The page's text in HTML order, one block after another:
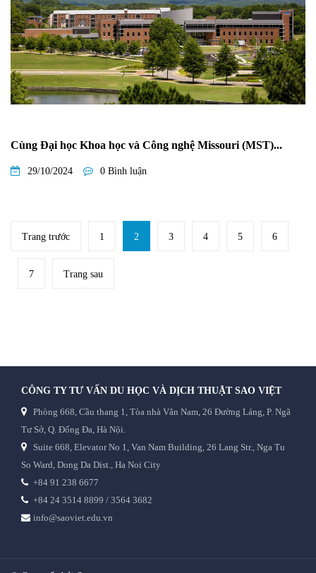
Cùng Đại học Khoa học và Công nghệ Missouri (MST)...
29/10/2024 0 Bình luận
Trang trước 1 2 3 4 5 6
7 Trang sau
CÔNG TY TƯ VẤN DU HỌC VÀ DỊCH THUẬT SAO VIỆT
Phòng 668, Cầu thang 1, Tòa nhà Vân Nam, 26 Đường Láng, P. Ngã
Tư Sở, Q. Đống Đa, Hà Nội.
Suite 668, Elevator No 1, Van Nam Building, 26 Lang Str., Nga Tu
So Ward, Dong Da Dist., Ha Noi City
+84 91 238 6677
+84 24 3514 8899 / 3564 3682
info@saoviet.edu.vn